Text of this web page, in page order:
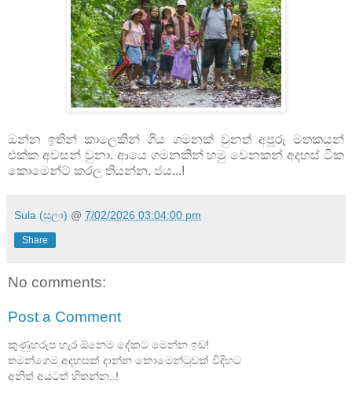
ඔන්න ඉතින් කාලෙකින් ගිය ගමනක් වුනත් අපූරු මතකයන්
එක්ක අවසන් වුනා. ආයෙ ගමනකින් හමු වෙනකන් අදහස් ටික
කොමෙන්ට් කරල තියන්න. ජය...!
Sula (සුලා) @ 7/02/2026 03:04:00 pm
Share
No comments:
Post a Comment
කුණුහරුප හැර ඕනෙම දේකට මෙන්න ඉඩ!
තමන්ගෙම අදහසක් දාන්න කොමෙන්ටුවක් විදිහට
අනිත් අයටත් හිතන්න..!